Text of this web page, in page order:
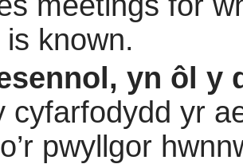
known.
yn ôl y
cyfarfodydd yr
pwyllgor